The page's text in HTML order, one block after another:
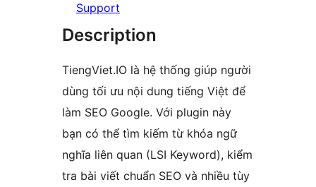
Support
Description
TiengViet.IO là hệ thống giúp người
dùng tối ưu nội dung tiếng Việt để
làm SEO Google. Với plugin này
bạn có thể tìm kiếm từ khóa ngữ
nghĩa liên quan (LSI Keyword), kiểm
tra bài viết chuẩn SEO và nhiều tùy